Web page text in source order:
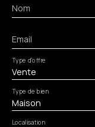
Nom
Email
Vente
Type d'offre
Maison
Type de bien
Localisation